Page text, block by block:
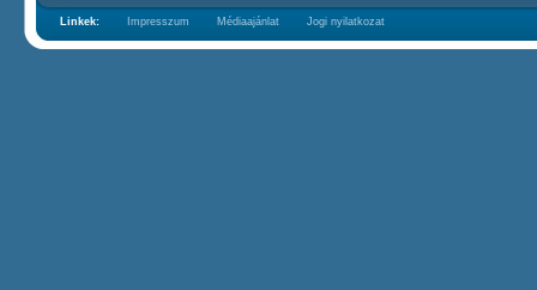
Linkek: Impresszum Médiaajánlat Jogi nyilatkozat